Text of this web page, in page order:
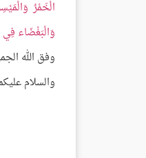
الْخَمْرُ
وَالْبَغْضَاء
وفق الله
والسلام